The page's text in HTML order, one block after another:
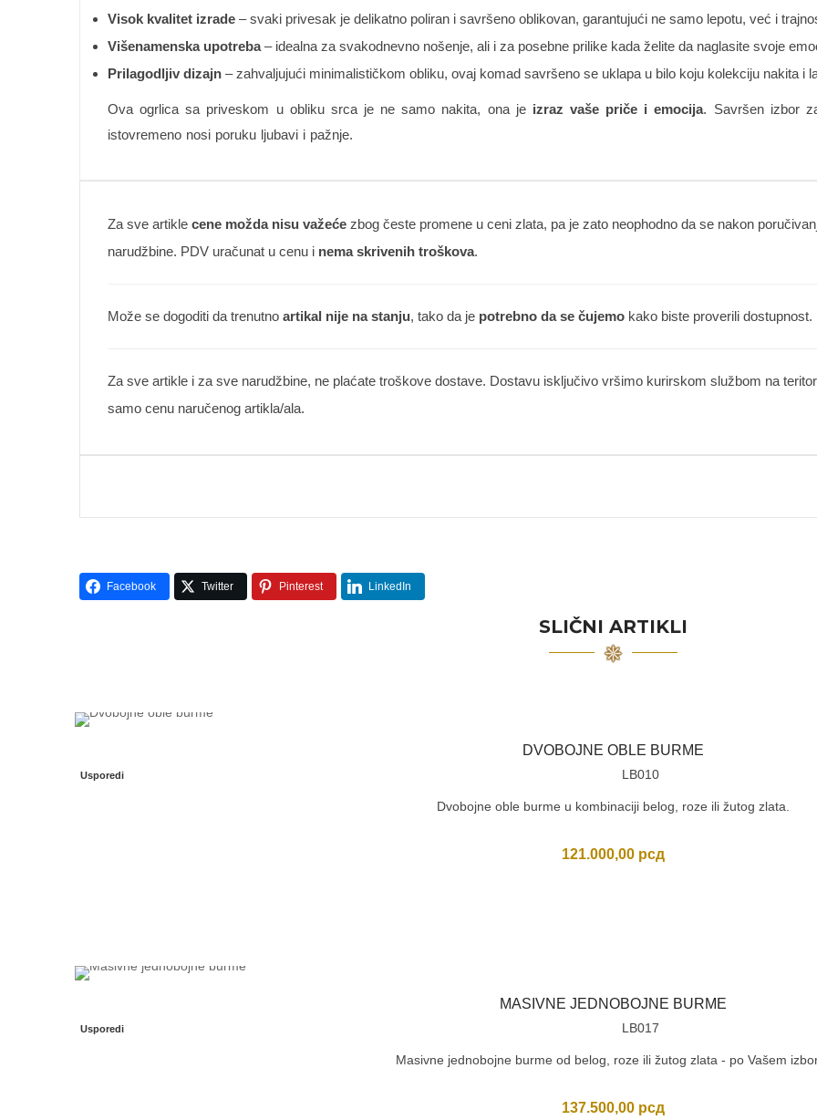
Visok kvalitet izrade – svaki privesak je delikatno poliran i savršeno oblikovan, garantujući ne samo lepotu, već i
Višenamenska upotreba– idealna za svakodnevno nošenje, ali i za posebne prilike kada želite da naglasite svoje
Prilagodljiv dizajn – zahvaljujući minimalističkom obliku, ovaj komad savršeno se uklapa u bilo koju kolekciju nakita i
Ova ogrlica sa priveskom u obliku srca je ne samo nakita, ona je izraz vaše priče i emocija. Savršen izbor
istovremeno nosi poruku ljubavi i pažnje.
Za sve artikle cene možda nisu važeće zbog česte promene u ceni zlata, pa je zato neophodno da se nakon
narudžbine. PDV uračunat u cenu i nema skrivenih troškova.
Može se dogoditi da trenutno artikal nije na stanju, tako da je potrebno da se čujemo kako biste proverili dostupnost.
Za sve artikle i za sve narudžbine, ne plaćate troškove dostave. Dostavu isključivo vršimo kurirskom službom na
samo cenu naručenog artikla/ala.
Facebook Twitter Pinterest LinkedIn
SLIČNI ARTIKLI
DVOBOJNE OBLE BURME
Usporedi LB010
Dvobojne oble burme u kombinaciji belog, roze ili žutog zlata.
121.000,00 рсд
MASIVNE JEDNOBOJNE BURME
Usporedi LB017
Masivne jednobojne burme od belog, roze ili žutog zlata - po Vašem
137.500,00 рсд